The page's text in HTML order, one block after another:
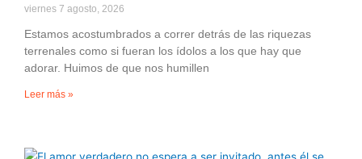
viernes 7 agosto, 2026
Estamos acostumbrados a correr detrás de las riquezas
terrenales como si fueran los ídolos a los que hay que
adorar. Huimos de que nos humillen
Leer más »